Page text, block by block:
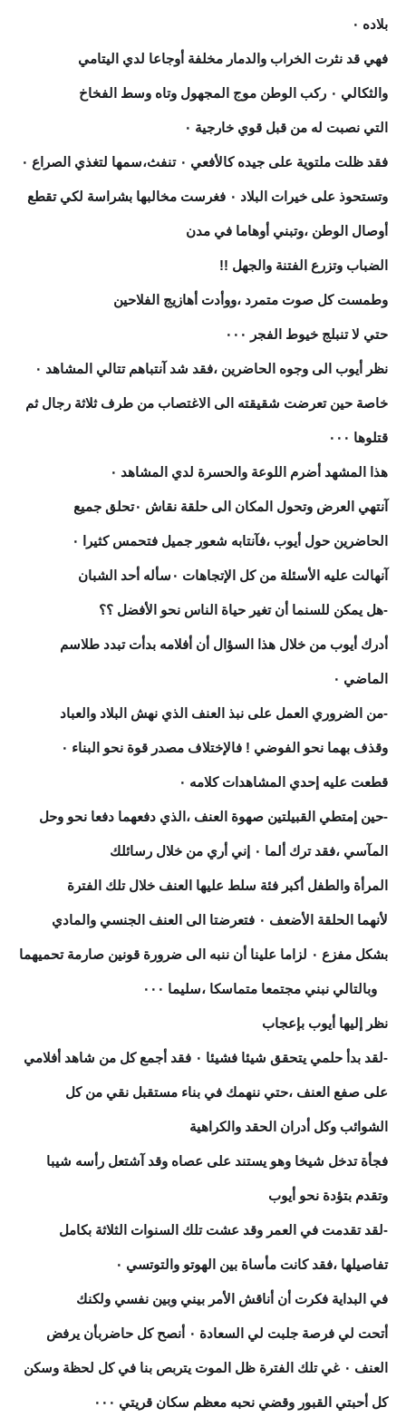
بلاده ٠
فهي قد نثرت الخراب والدمار مخلفة أوجاعا لدي اليتامي
والثكالي ٠ ركب الوطن موج المجهول وتاه وسط الفخاخ
التي نصبت له من قبل قوي خارجية ٠
فقد ظلت ملتوية على جيده كالأفعي ٠ تنفث،سمها لتغذي الصراع ٠
وتستحوذ على خيرات البلاد ٠ فغرست مخالبها بشراسة لكي تقطع
أوصال الوطن ،وتبني أوهاما في مدن
الضباب وتزرع الفتنة والجهل !!
وطمست كل صوت متمرد ،ووأدت أهازيج الفلاحين
حتي لا تنبلج خيوط الفجر ٠٠٠
نظر أيوب الى وجوه الحاضرين ،فقد شد آنتباهم تتالي المشاهد ٠
خاصة حين تعرضت شقيقته الى الاغتصاب من طرف ثلاثة رجال ثم
قتلوها ٠٠٠
هذا المشهد أضرم اللوعة والحسرة لدي المشاهد ٠
آنتهي العرض وتحول المكان الى حلقة نقاش ٠تحلق جميع
الحاضرين حول أيوب ،فآنتابه شعور جميل فتحمس كثيرا ٠
آنهالت عليه الأسئلة من كل الإتجاهات ٠سأله أحد الشبان
-هل يمكن للسنما أن تغير حياة الناس نحو الأفضل ؟؟
أدرك أيوب من خلال هذا السؤال أن أفلامه بدأت تبدد طلاسم
الماضي ٠
-من الضروري العمل على نبذ العنف الذي نهش البلاد والعباد
وقذف بهما نحو الفوضي ! فالإختلاف مصدر قوة نحو البناء ٠
قطعت عليه إحدي المشاهدات كلامه ٠
-حين إمتطي القبيلتين صهوة العنف ،الذي دفعهما دفعا نحو وحل
المآسي ،فقد ترك ألما ٠ إني أري من خلال رسائلك
المرأة والطفل أكبر فئة سلط عليها العنف خلال تلك الفترة
لأنهما الحلقة الأضعف ٠ فتعرضتا الى العنف الجنسي والمادي
بشكل مفزع ٠ لزاما علينا أن ننبه الى ضرورة قونين صارمة تحميهما
نظر إليها أيوب بإعجاب
-لقد بدأ حلمي يتحقق شيئا فشيئا ٠ فقد أجمع كل من شاهد أفلامي
على صفع العنف ،حتي ننهمك في بناء مستقبل نقي من كل
الشوائب وكل أدران الحقد والكراهية
فجأة تدخل شيخا وهو يستند على عصاه وقد آشتعل رأسه شيبا
وتقدم بتؤدة نحو أيوب
-لقد تقدمت في العمر وقد عشت تلك السنوات الثلاثة بكامل
تفاصيلها ،فقد كانت مأساة بين الهوتو والتوتسي ٠
في البداية فكرت أن أناقش الأمر بيني وبين نفسي ولكنك
أتحت لي فرصة جلبت لي السعادة ٠ أنصح كل حاضربأن يرفض
العنف ٠ غي تلك الفترة ظل الموت يتربص بنا في كل لحظة وسكن
كل أحبتي القبور وقضي نحبه معظم سكان قريتي ٠٠٠